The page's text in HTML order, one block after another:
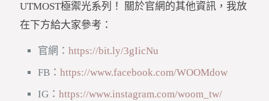
UTMOST極禦光系列！ 關於官網的其他資訊，我放
在下方給大家參考：
官網： https://bit.ly/3gIicNu
FB： https://www.facebook.com/WOOMdow
IG： https://www.instagram.com/woom_tw/